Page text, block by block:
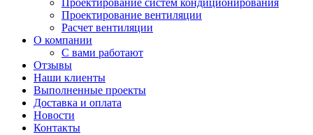
Проектирование систем кондиционирования
Проектирование вентиляции
Расчет вентиляции
О компании
С вами работают
Отзывы
Наши клиенты
Выполненные проекты
Доставка и оплата
Новости
Контакты